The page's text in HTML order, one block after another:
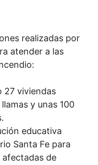
realizadas por
atender a las
27 viviendas
y unas 100
educativa
Santa Fe para
afectadas de